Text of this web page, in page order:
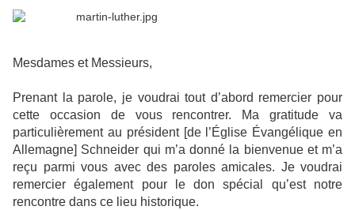
Mesdames et Messieurs,
Prenant la parole, je voudrai tout d’abord remercier pour
cette occasion de vous rencontrer. Ma gratitude va
particulièrement au président [de l’Église Évangélique en
Allemagne] Schneider qui m’a donné la bienvenue et m’a
reçu parmi vous avec des paroles amicales. Je voudrai
remercier également pour le don spécial qu’est notre
rencontre dans ce lieu historique.